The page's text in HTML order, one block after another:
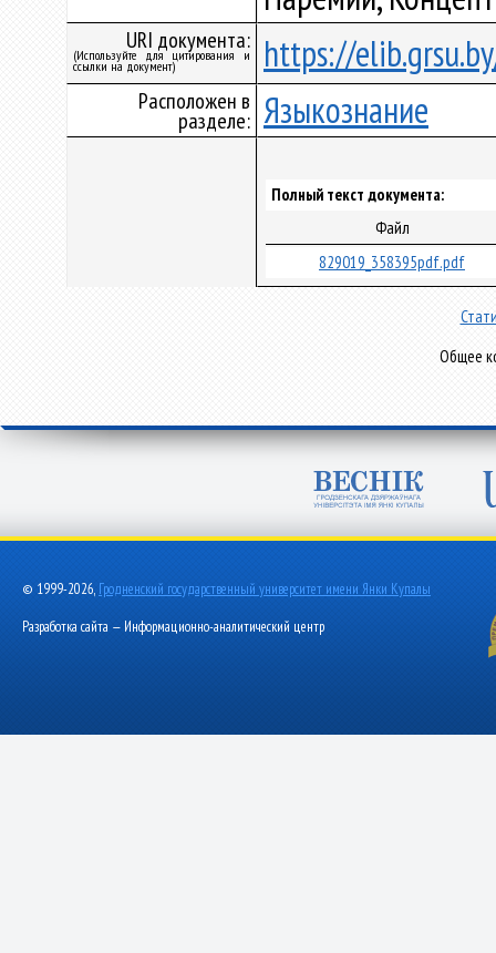
URI документа:
(Используйте для цитирования и
ссылки на документ) https://
Расположен в
разделе: Языкознание
Полный текст документа:
Файл
829019_358395pdf.pdf
Общее
© 1999-2026, Гродненский государственный университет имени Янки Купалы
Разработка сайта — Информационно-аналитический центр